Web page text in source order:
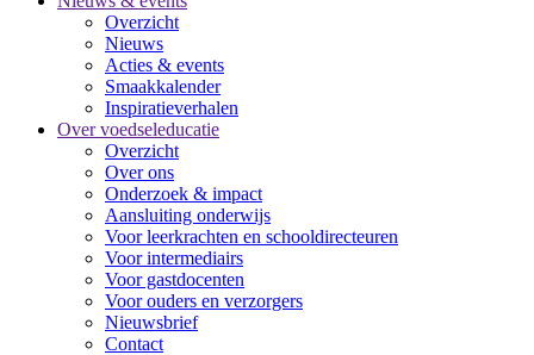
Overzicht
Nieuws
Acties & events
Smaakkalender
Inspiratieverhalen
Over voedseleducatie
Overzicht
Over ons
Onderzoek & impact
Aansluiting onderwijs
Voor leerkrachten en schooldirecteuren
Voor intermediairs
Voor gastdocenten
Voor ouders en verzorgers
Nieuwsbrief
Contact